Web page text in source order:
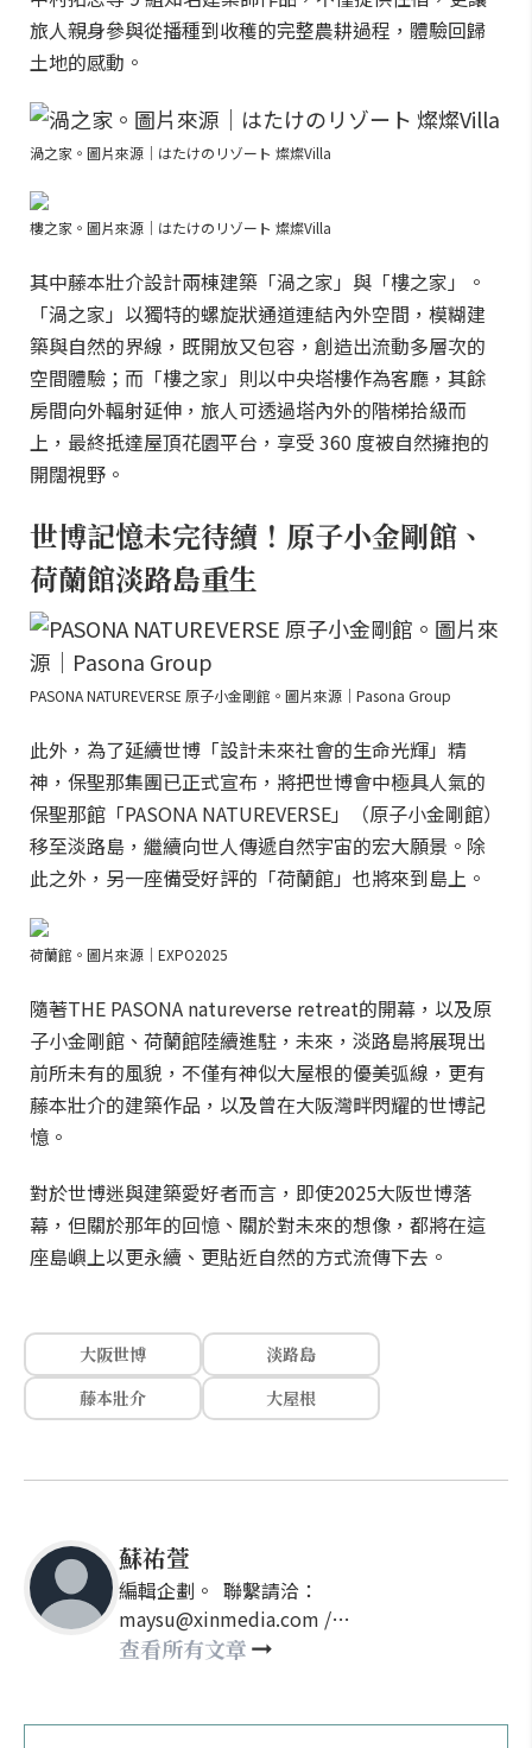
旅人親身參與從播種到收穫的完整農耕過程，體驗回歸
土地的感動。
渦之家。圖片來源｜はたけのリゾート 燦燦Villa
樓之家。圖片來源｜はたけのリゾート 燦燦Villa
其中藤本壯介設計兩棟建築「渦之家」與「樓之家」。
「渦之家」以獨特的螺旋狀通道連結內外空間，模糊建
築與自然的界線，既開放又包容，創造出流動多層次的
空間體驗；而「樓之家」則以中央塔樓作為客廳，其餘
房間向外輻射延伸，旅人可透過塔內外的階梯拾級而
上，最終抵達屋頂花園平台，享受 360 度被自然擁抱的
開闊視野。
世博記憶未完待續！原子小金剛館、
荷蘭館淡路島重生
PASONA NATUREVERSE 原子小金剛館。圖片來源｜Pasona Group
此外，為了延續世博「設計未來社會的生命光輝」精
神，保聖那集團已正式宣布，將把世博會中極具人氣的
保聖那館「PASONA NATUREVERSE」（原子小金剛館）
移至淡路島，繼續向世人傳遞自然宇宙的宏大願景。除
此之外，另一座備受好評的「荷蘭館」也將來到島上。
荷蘭館。圖片來源｜EXPO2025
隨著THE PASONA natureverse retreat的開幕，以及原
子小金剛館、荷蘭館陸續進駐，未來，淡路島將展現出
前所未有的風貌，不僅有神似大屋根的優美弧線，更有
藤本壯介的建築作品，以及曾在大阪灣畔閃耀的世博記
憶。
對於世博迷與建築愛好者而言，即使2025大阪世博落
幕，但關於那年的回憶、關於對未來的想像，都將在這
座島嶼上以更永續、更貼近自然的方式流傳下去。
大阪世博
淡路島
藤本壯介
大屋根
蘇祐萱
編輯企劃。 聯繫請洽：
maysu@xinmedia.com /
may860527@gmail.com
查看所有文章